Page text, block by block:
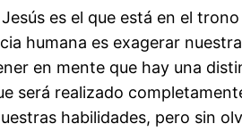
es el que está en el
humana es exagerar
en mente que hay una
será realizado
habilidades, pero sin